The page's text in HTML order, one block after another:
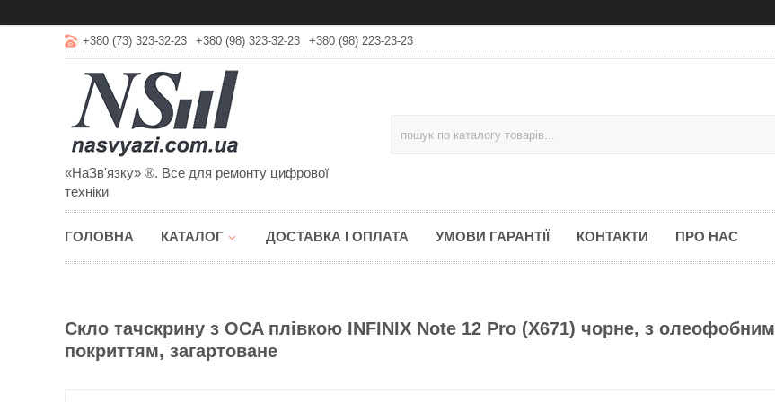
+380 (73) 323-32-23 +380 (98) 323-32-23 +380 (98) 223-23-23
«НаЗв'язку» ®. Все для ремонту цифрової
техніки
ГОЛОВНА КАТАЛОГ ДОСТАВКА І ОПЛАТА УМОВИ ГАРАНТІЇ КОНТАКТИ ПРО НАС
Скло тачскрину з OCA плівкою INFINIX Note 12 Pro (X671) чорне, з олеофобним
покриттям, загартоване